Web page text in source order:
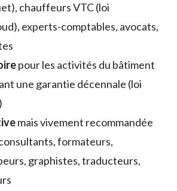
chauffeurs VTC (loi
experts-comptables, avocats,
pour les activités du bâtiment
une garantie décennale (loi
mais vivement recommandée
formateurs,
graphistes, traducteurs,